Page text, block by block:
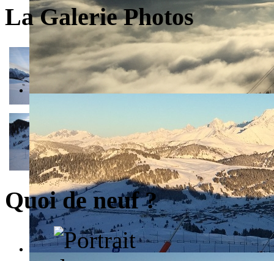
La Galerie Photos
Quoi de neuf ?